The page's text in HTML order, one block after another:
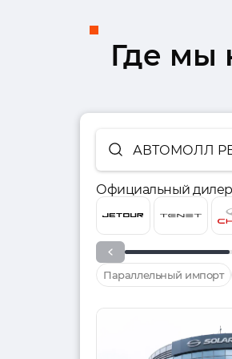
Где мы
АВТОМОЛЛ
Официальный дилер
Параллельный импорт